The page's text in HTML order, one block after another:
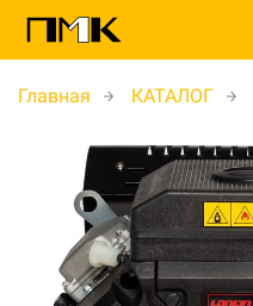
Главная КАТАЛОГ